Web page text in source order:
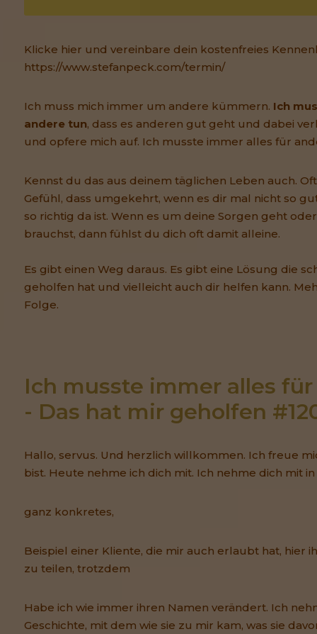
Klicke hier und vereinbare dein kostenfreies
https://www.stefanpeck.com/termin/
Ich muss mich immer um andere kümmern. Ich
andere tun, dass es anderen gut geht und dabei
und opfere mich auf. Ich musste immer alles für
Kennst du das aus deinem täglichen Leben auch.
Gefühl, dass umgekehrt, wenn es dir mal nicht so
so richtig da ist. Wenn es um deine Sorgen geht
brauchst, dann fühlst du dich oft damit alleine.
Es gibt einen Weg daraus. Es gibt eine Lösung die
geholfen hat und vielleicht auch dir helfen kann.
Folge.
Ich musste immer alles
- Das hat mir geholfen
Hallo, servus. Und herzlich willkommen. Ich freue
bist. Heute nehme ich dich mit. Ich nehme dich mit in
ganz konkretes,
Beispiel einer Kliente, die mir auch erlaubt hat, hier
zu teilen, trotzdem
Habe ich wie immer ihren Namen verändert. Ich
Geschichte, mit dem wie sie zu mir kam, was sie